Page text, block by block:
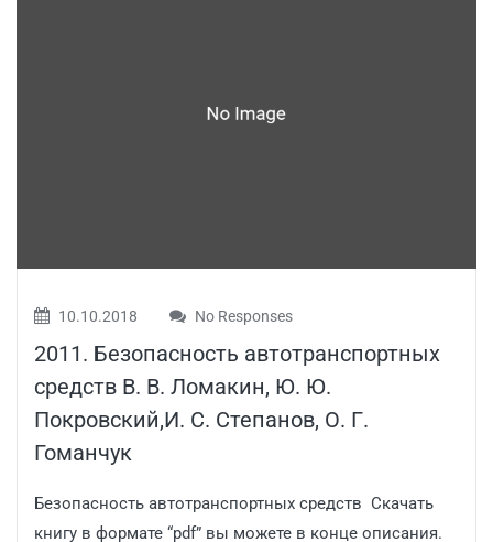
10.10.2018 No Responses
2011. Безопасность автотранспортных
средств В. В. Ломакин, Ю. Ю.
Покровский,И. С. Степанов, О. Г.
Гоманчук
Безопасность автотранспортных средств Скачать
книгу в формате “pdf” вы можете в конце описания.